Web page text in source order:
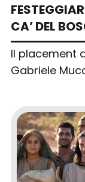
CA’ DEL
Il placement
Gabriele